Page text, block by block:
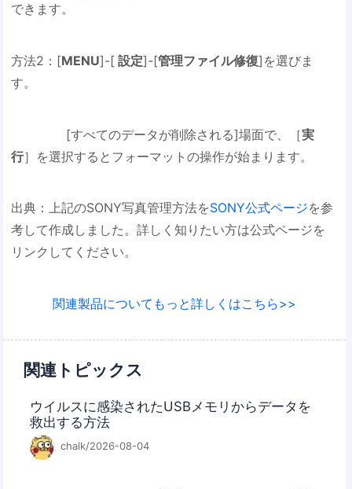
できます。
方法2：[MENU]-[ 設定]-[管理ファイル修復]を選びま
す。
[すべてのデータが削除される]場面で、［実
行］を選択するとフォーマットの操作が始まります。
出典：上記のSONY写真管理方法をSONY公式ページを参
考して作成しました。詳しく知りたい方は公式ページを
リンクしてください。
関連製品についてもっと詳しくはこちら>>
関連トピックス
ウイルスに感染されたUSBメモリからデータを
救出する方法
chalk/2026-08-04